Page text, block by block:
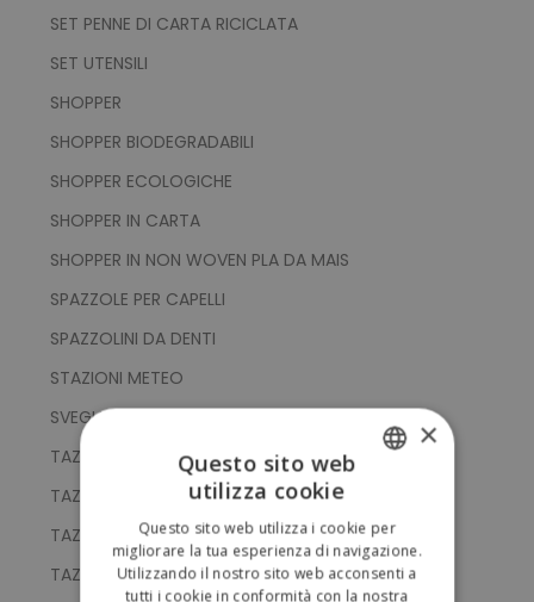
SET PENNE DI CARTA RICICLATA
SET UTENSILI
SHOPPER
SHOPPER BIODEGRADABILI
SHOPPER ECOLOGICHE
SHOPPER IN CARTA
SHOPPER IN NON WOVEN PLA DA MAIS
SPAZZOLE PER CAPELLI
SPAZZOLINI DA DENTI
STAZIONI METEO
SVEGLIE
TAZZE
TAZZE IN BAMBOO
TAZZE IN PLA COMPOSTABILE
TAZZE IN VETRO
ENGLISH
×
Questo sito web
utilizza cookie
Questo sito web utilizza i cookie per
migliorare la tua esperienza di navigazione.
Utilizzando il nostro sito web acconsenti a
tutti i cookie in conformità con la nostra